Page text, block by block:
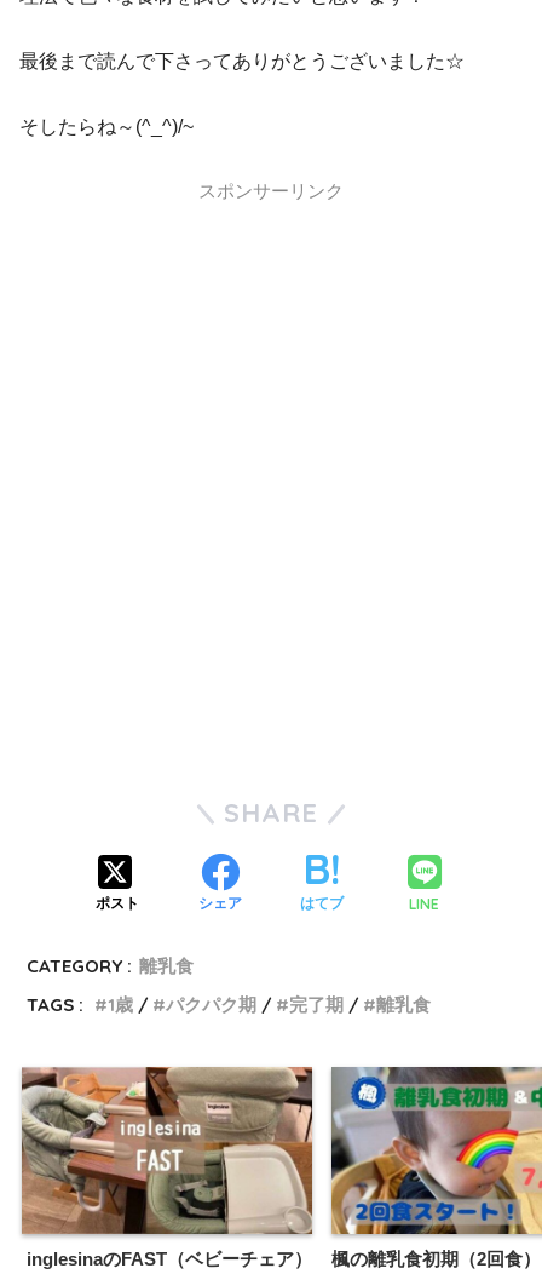
最後まで読んで下さってありがとうございました☆
そしたらね～(^_^)/~
スポンサーリンク
SHARE
ポスト シェア はてブ LINE
CATEGORY : 離乳食
TAGS :
1歳 パクパク期 完了期 離乳食
inglesinaのFAST（ベビーチェア）
楓の離乳食初期（2回食